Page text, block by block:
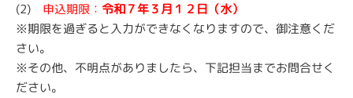
(2) 申込期限： 令和７年３月１２日（水）
※期限を過ぎると入力ができなくなりますので、御注意くだ
さい。
※その他、不明点がありましたら、下記担当までお問合せく
ださい。